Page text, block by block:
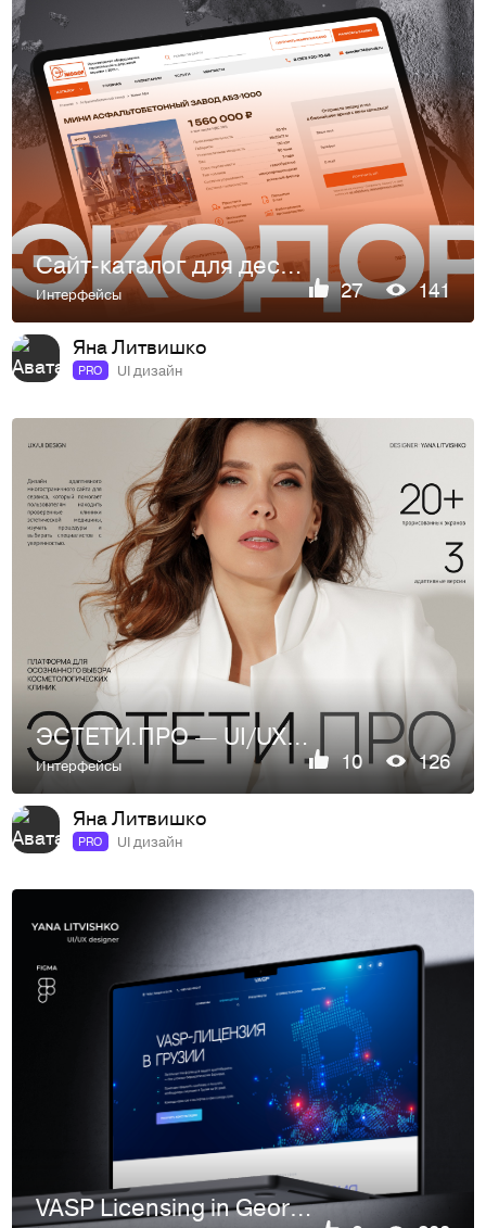
Cайт-каталог для десктопа и мобильных устройств
Интерфейсы 27 141
Яна Литвишко
PRO UI дизайн
ЭСТЕТИ.ПРО — UI/UX дизайн платформы эстетической медицины
Интерфейсы 10 126
Яна Литвишко
PRO UI дизайн
VASP Licensing in Georgia — UX/UI design Landing page